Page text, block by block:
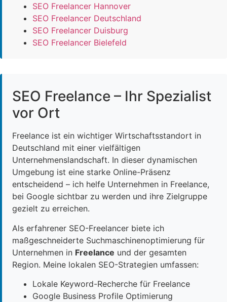
SEO Freelancer Hannover
SEO Freelancer Deutschland
SEO Freelancer Duisburg
SEO Freelancer Bielefeld
SEO Freelance – Ihr Spezialist
vor Ort
Freelance ist ein wichtiger Wirtschaftsstandort in
Deutschland mit einer vielfältigen
Unternehmenslandschaft. In dieser dynamischen
Umgebung ist eine starke Online-Präsenz
entscheidend – ich helfe Unternehmen in Freelance,
bei Google sichtbar zu werden und ihre Zielgruppe
gezielt zu erreichen.
Als erfahrener SEO-Freelancer biete ich
maßgeschneiderte Suchmaschinenoptimierung für
Unternehmen in Freelance und der gesamten
Region. Meine lokalen SEO-Strategien umfassen:
Lokale Keyword-Recherche für Freelance
Google Business Profile Optimierung